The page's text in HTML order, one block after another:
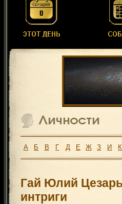
А Б В Г Д Е Ж З И К
Гай Юлий
интриги